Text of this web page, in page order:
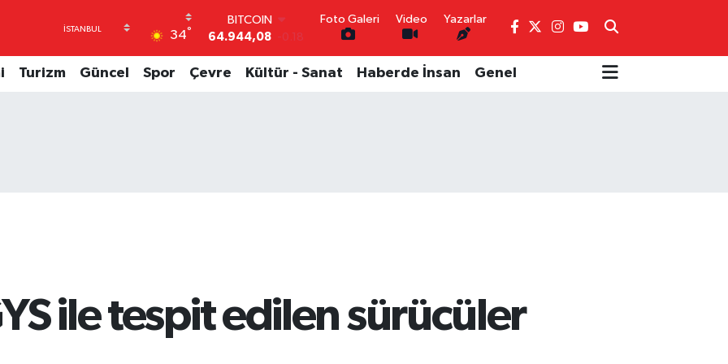
34°
DOLAR
47,7436
0.18
EURO
55,2510
0.32
Foto Galeri Video Yazarlar
Turizm Güncel Spor Çevre Kültür - Sanat Haberde İnsan Genel
ile tespit edilen sürücüler